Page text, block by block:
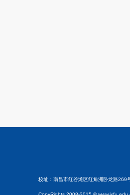
校址：南昌市红谷滩区红角洲卧龙路